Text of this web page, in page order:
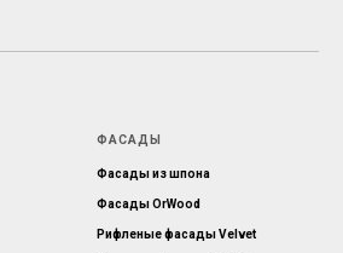
ФАСАДЫ
Фасады из шпона
Фасады OrWood
Рифленые фасады Velvet